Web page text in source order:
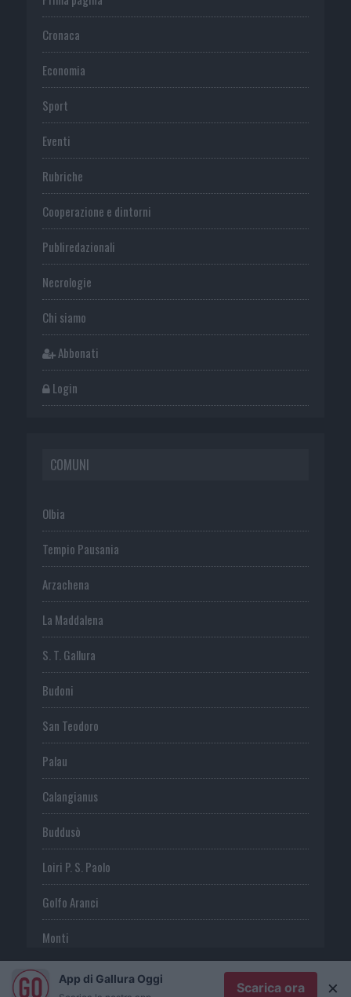
Cronaca
Economia
Sport
Eventi
Rubriche
Cooperazione e dintorni
Publiredazionali
Necrologie
Chi siamo
Abbonati
Login
COMUNI
Olbia
Tempio Pausania
Arzachena
La Maddalena
S. T. Gallura
Budoni
San Teodoro
Palau
Calangianus
Buddusò
Loiri P. S. Paolo
Golfo Aranci
Monti
TeltiApp di Gallura Oggi
Scarica ora ×